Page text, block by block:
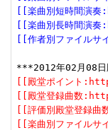
[[楽曲別短時間
[[楽曲別長時間
[[作者別ファイル
[[殿堂ポイント
[[殿堂登録曲数
[[評価別殿堂登
[[楽曲別ファイ